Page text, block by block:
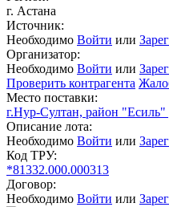
г. Астана
Источник:
Необходимо Войти или
Организатор:
Необходимо Войти или
Проверить контрагента
Место поставки:
г.Нур-Султан, район "Есиль"
Описание лота:
Необходимо Войти или
Код ТРУ:
*81332.000.000313
Договор:
Необходимо Войти или